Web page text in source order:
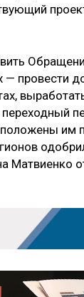
провести
им
Матвиенко